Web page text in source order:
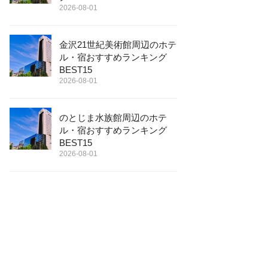
2026-08-01
金沢21世紀美術館周辺のホテ
ル・宿おすすめランキング
BEST15
2026-08-01
のとじま水族館周辺のホテ
ル・宿おすすめランキング
BEST15
2026-08-01